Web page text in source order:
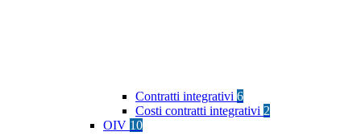
Contratti integrativi 6
Costi contratti integrativi 2
OIV 10